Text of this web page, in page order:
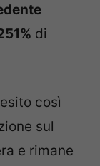
di
così
sul
e rimane